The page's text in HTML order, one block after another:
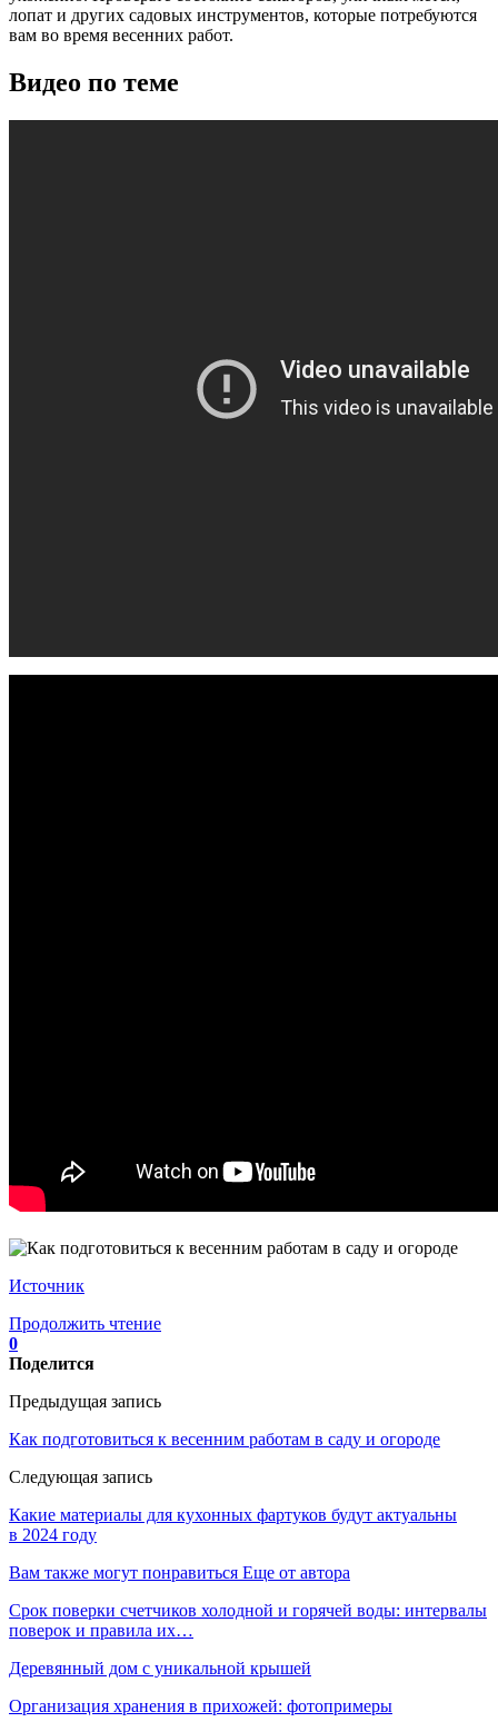
лопат и других садовых инструментов, которые потребуются
вам во время весенних работ.
Видео по теме
Источник
Продолжить чтение
0
Поделится
Предыдущая запись
Как подготовиться к весенним работам в саду и огороде
Следующая запись
Какие материалы для кухонных фартуков будут актуальны
в 2024 году
Вам также могут понравиться Еще от автора
Срок поверки счетчиков холодной и горячей воды: интервалы
поверок и правила их…
Деревянный дом с уникальной крышей
Организация хранения в прихожей: фотопримеры